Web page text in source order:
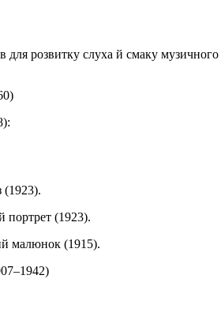
для розвитку слуха й смаку музичного
(1923).
портрет (1923).
малюнок (1915).